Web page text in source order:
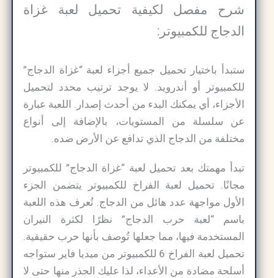
شرح مفصل لكيفية تحميل لعبة غزاة
الدجاج للكمبيوتر:
ستبدأ باختيار تحميل جميع أجزاء لعبة “غزاة الدجاج”
للكمبيوتر أو أندرويد. لا يوجد ترتيب محدد لتحميل
الأجزاء، أي يمكنك البدء من أحدث إصدار. اللعبة عبارة
عن سلسلة من المستويات، بالإضافة إلى أنواع
مختلفة من الدجاج الذي تدافع عن الأرض ضده.
تبدأ مهمتك بعد تحميل لعبة “غزاة الدجاج” للكمبيوتر
مجانًا. تحميل لعبة الفراخ للكمبيوتر يتضمن الجزء
الأول مواجهة عدد هائل من الدجاج. تُعرف هذه اللعبة
باسم “لعبة حرب الدجاج” نظرًا لكثرة النيران
المستخدمة فيها، مما جعلها تُوصف بأنها حرب حقيقية.
تحميل لعبة الفراخ 6 للكمبيوتر من ميديا فاير ستواجه
أسلحة مضادة من الأعداء، لذا عليك الحذر منها حتى لا